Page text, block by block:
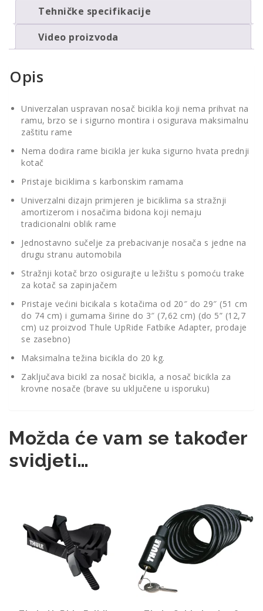
Tehničke specifikacije
Video proizvoda
Opis
Univerzalan uspravan nosač bicikla koji nema prihvat na
ramu, brzo se i sigurno montira i osigurava maksimalnu
zaštitu rame
Nema dodira rame bicikla jer kuka sigurno hvata prednji
kotač
Pristaje biciklima s karbonskim ramama
Univerzalni dizajn primjeren je biciklima sa stražnji
amortizerom i nosačima bidona koji nemaju
tradicionalni oblik rame
Jednostavno sučelje za prebacivanje nosača s jedne na
drugu stranu automobila
Stražnji kotač brzo osigurajte u ležištu s pomoću trake
za kotač sa zapinjačem
Pristaje većini bicikala s kotačima od 20″ do 29″ (51 cm
do 74 cm) i gumama širine do 3″ (7,62 cm) (do 5” (12,7
cm) uz proizvod Thule UpRide Fatbike Adapter, prodaje
se zasebno)
Maksimalna težina bicikla do 20 kg.
Zaključava bicikl za nosač bicikla, a nosač bicikla za
krovne nosače (brave su uključene u isporuku)
Možda će vam se također
svidjeti…